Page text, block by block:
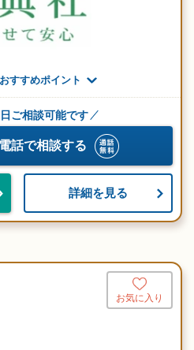
すすめポイント
ご相談可能です
話で相談する
詳細を見る
お気に入り